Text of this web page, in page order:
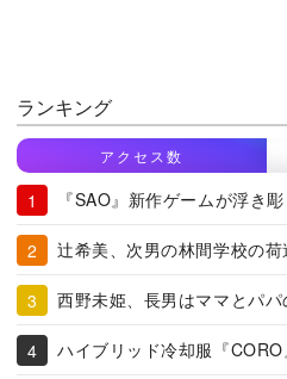
ランキング
アクセス数
『SAO』新作ゲームが浮き
辻希美、次男の林間学校の
西野未姫、長男はママとパパ
ハイブリッド冷却服『CORO